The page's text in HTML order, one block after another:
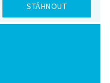
STÁHNOUT